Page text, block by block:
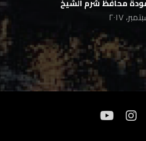
فودة محافظ شرم الشيخ